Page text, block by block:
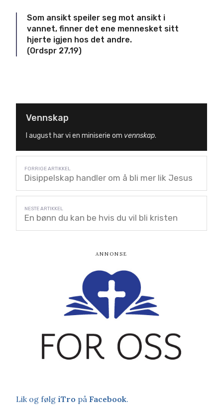
Som ansikt speiler seg mot ansikt i
vannet, finner det ene mennesket sitt
hjerte igjen hos det andre.
(Ordspr 27,19)
Vennskap
I august har vi en miniserie om vennskap.
Disippelskap handler om å bli mer lik Jesus
En bønn du kan be hvis du vil bli kristen
Lik og følg iTro på Facebook.